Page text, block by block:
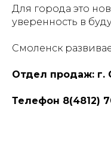
Для города это
уверенность в
Смоленск
Отдел продаж: г.
Телефон 8(4812)